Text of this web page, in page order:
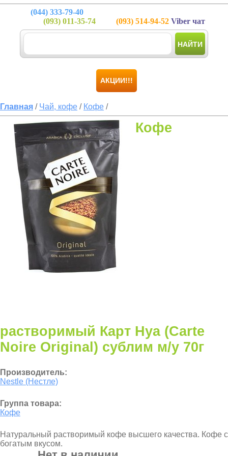
(044) 333-79-40
(093) 011-35-74 (093) 514-94-52 Viber чат
НАЙТИ
АКЦИИ!!!
Главная / Чай, кофе / Кофе /
Кофе
растворимый Карт Нуа (Carte
Noire Original) сублим м/у 70г
Производитель:
Nestle (Нестле)
Группа товара:
Кофе
Натуральный растворимый кофе высшего качества. Кофе с
богатым вкусом.